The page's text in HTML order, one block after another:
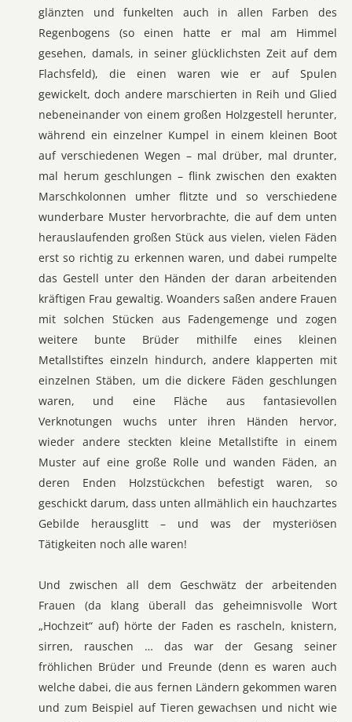
glänzten und funkelten auch in allen Farben des
Regenbogens (so einen hatte er mal am Himmel
gesehen, damals, in seiner glücklichsten Zeit auf dem
Flachsfeld), die einen waren wie er auf Spulen
gewickelt, doch andere marschierten in Reih und Glied
nebeneinander von einem großen Holzgestell herunter,
während ein einzelner Kumpel in einem kleinen Boot
auf verschiedenen Wegen – mal drüber, mal drunter,
mal herum geschlungen – flink zwischen den exakten
Marschkolonnen umher flitzte und so verschiedene
wunderbare Muster hervorbrachte, die auf dem unten
herauslaufenden großen Stück aus vielen, vielen Fäden
erst so richtig zu erkennen waren, und dabei rumpelte
das Gestell unter den Händen der daran arbeitenden
kräftigen Frau gewaltig. Woanders saßen andere Frauen
mit solchen Stücken aus Fadengemenge und zogen
weitere bunte Brüder mithilfe eines kleinen
Metallstiftes einzeln hindurch, andere klapperten mit
einzelnen Stäben, um die dickere Fäden geschlungen
waren, und eine Fläche aus fantasievollen
Verknotungen wuchs unter ihren Händen hervor,
wieder andere steckten kleine Metallstifte in einem
Muster auf eine große Rolle und wanden Fäden, an
deren Enden Holzstückchen befestigt waren, so
geschickt darum, dass unten allmählich ein hauchzartes
Gebilde herausglitt – und was der mysteriösen
Tätigkeiten noch alle waren!
Und zwischen all dem Geschwätz der arbeitenden
Frauen (da klang überall das geheimnisvolle Wort
„Hochzeit“ auf) hörte der Faden es rascheln, knistern,
sirren, rauschen … das war der Gesang seiner
fröhlichen Brüder und Freunde (denn es waren auch
welche dabei, die aus fernen Ländern gekommen waren
und zum Beispiel auf Tieren gewachsen und nicht wie